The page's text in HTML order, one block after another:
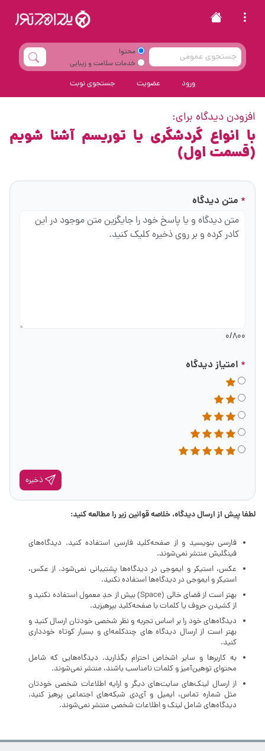
محتوا
خدمات سلامت و زیبایی
ورود عضویت جستجوی نوبت
افزودن دیدگاه برای:
با انواع گردشگری یا توریسم آشنا شویم
(قسمت اول)
* متن دیدگاه
0/800
* امتیاز دیدگاه
ذخیره
لطفا پیش از ارسال دیدگاه، خلاصه قوانین زیر را مطالعه کنید:
فارسی بنویسید و از صفحه‌کلید فارسی استفاده کنید. دیدگاه‌های
فینگلیش منتشر نمی‌شوند.
عکس، استیکر و ایموجی در دیدگاه‌ها پشتیبانی نمی‌شود. از عکس،
استیکر و ایموجی در دیدگاه‌ها استفاده نکنید.
بهتر است از فضای خالی (Space) بیش‌ از‌ حدِ معمول استفاده نکنید و
از کشیدن حروف یا کلمات با صفحه‌کلید بپرهیزید.
دیدگاه‌های خود را بر اساس تجربه و نظر شخصی خودتان ارسال کنید و
بهتر است از ارسال دیدگاه های چندکلمه‌‌ای و بسیار کوتاه خودداری
کنید.
به کاربرها و سایر اشخاص احترام بگذارید. دیدگاه‌هایی که شامل
محتوای توهین‌آمیز و کلمات نامناسب باشند، منتشر نمی‌شوند.
از ارسال لینک‌های سایت‌های دیگر و ارایه اطلاعات شخصی خودتان
مثل شماره تماس، ایمیل و آی‌دی شبکه‌های اجتماعی پرهیز کنید.
دیدگاه‌های شامل لینک و اطلاعات شخصی منتشر نمی‌شوند.